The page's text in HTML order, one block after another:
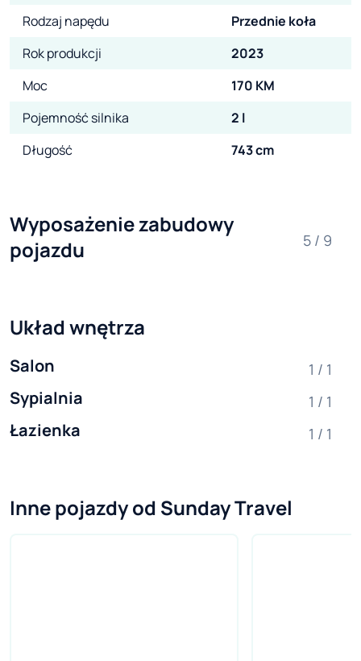
Rodzaj napędu
Przednie koła
Rok produkcji
2023
Moc
170 KM
Pojemność silnika
2 l
Długość
743 cm
Wyposażenie zabudowy
pojazdu
5 / 9
Układ wnętrza
Salon 1 / 1
Sypialnia 1 / 1
Łazienka 1 / 1
Inne pojazdy od Sunday Travel